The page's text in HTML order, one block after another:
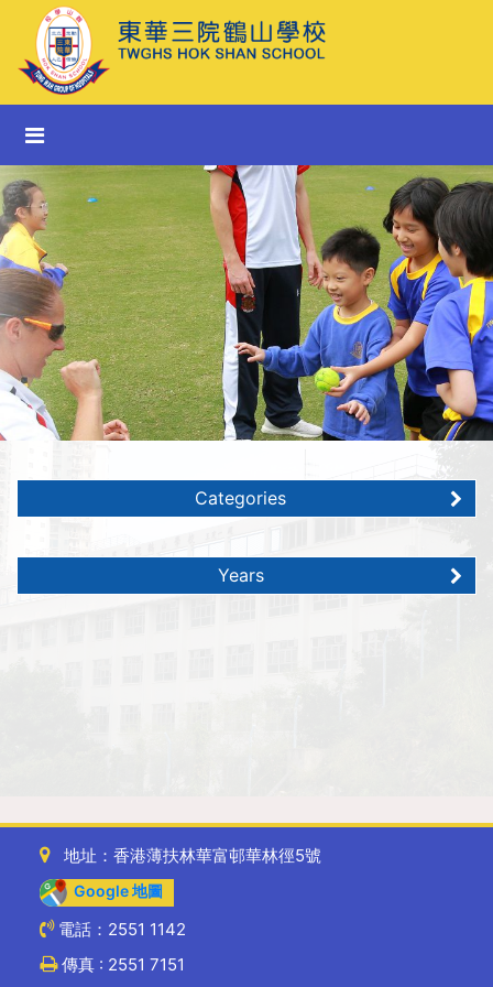
Categories
Years
地址：香港薄扶林華富邨華林徑5號
Google 地圖
電話：2551 1142
傳真 : 2551 7151